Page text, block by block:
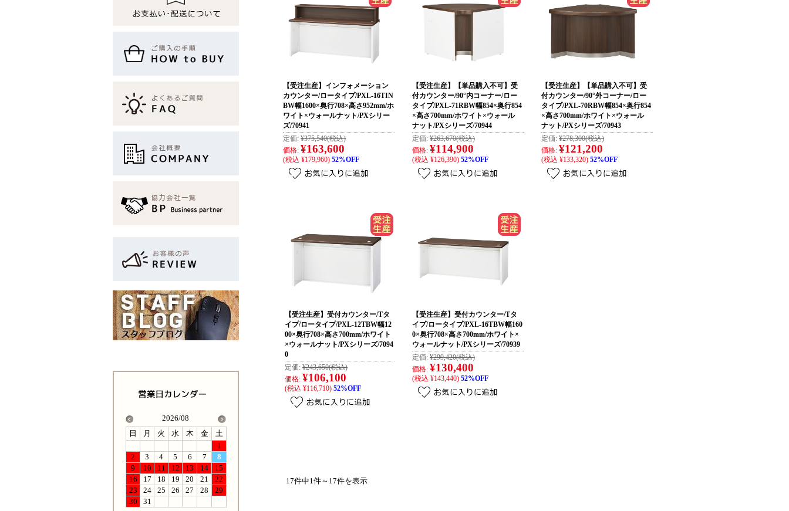
【受注生産】インフォメーション
カウンター/ロータイプ/PXL-16TIN
BW幅1600×奥行708×高さ952mm/ホ
ワイト×ウォールナット/PXシリー
ズ/70941
定価: ¥375,540(税込)
価格: ¥163,600
(税込 ¥179,960) 52%OFF
【受注生産】【単品購入不可】受
付カウンター/90°内コーナー/ロー
タイプ/PXL-71RBW幅854×奥行854
×高さ700mm/ホワイト×ウォール
ナット/PXシリーズ/70944
定価: ¥263,670(税込)
価格: ¥114,900
(税込 ¥126,390) 52%OFF
【受注生産】【単品購入不可】受
付カウンター/90°外コーナー/ロー
タイプ/PXL-70RBW幅854×奥行854
×高さ700mm/ホワイト×ウォール
ナット/PXシリーズ/70943
定価: ¥278,300(税込)
価格: ¥121,200
(税込 ¥133,320) 52%OFF
【受注生産】受付カウンター/Tタ
イプ/ロータイプ/PXL-12TBW幅12
00×奥行708×高さ700mm/ホワイト
×ウォールナット/PXシリーズ/7094
0
定価: ¥243,650(税込)
価格: ¥106,100
(税込 ¥116,710) 52%OFF
【受注生産】受付カウンター/Tタ
イプ/ロータイプ/PXL-16TBW幅160
0×奥行708×高さ700mm/ホワイト×
ウォールナット/PXシリーズ/70939
定価: ¥299,420(税込)
価格: ¥130,400
(税込 ¥143,440) 52%OFF
17件中1件～17件を表示
2026/08
日
月 火 水 木 金
土
1
2
3 4 5 6 7
8
9
10 11 12 13 14
15
16
17 18 19 20 21
22
23
24 25 26 27 28
29
30
31